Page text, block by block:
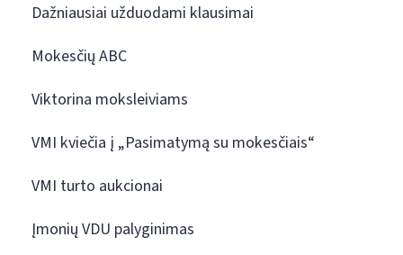
Dažniausiai užduodami klausimai
Mokesčių ABC
Viktorina moksleiviams
VMI kviečia į „Pasimatymą su mokesčiais“
VMI turto aukcionai
Įmonių VDU palyginimas